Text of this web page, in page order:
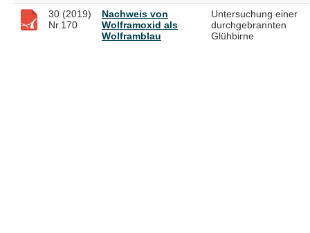
30 (2019)
Nr.170
Nachweis von
Wolframoxid als
Wolframblau
Untersuchung einer
durchgebrannten
Glühbirne